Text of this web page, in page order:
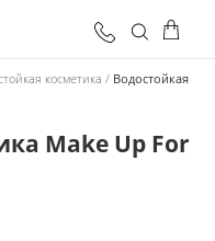
косметика
Водостойкая
Make Up For